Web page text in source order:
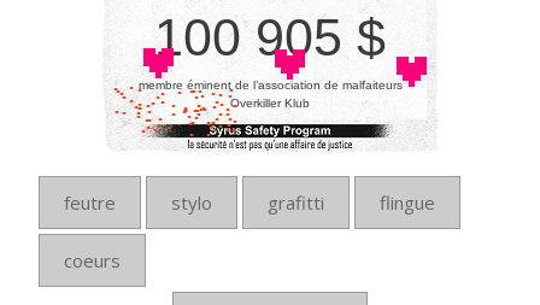
100 905 $
membre éminent de l’association de malfaiteurs
Overkiller Klub
feutre stylo grafitti flingue
coeurs